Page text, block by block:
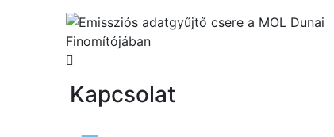
Kapcsolat